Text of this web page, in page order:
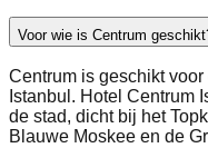
Voor wie is Centrum
Centrum is geschikt
Istanbul. Hotel Centrum
de stad, dicht bij het
Blauwe Moskee en de